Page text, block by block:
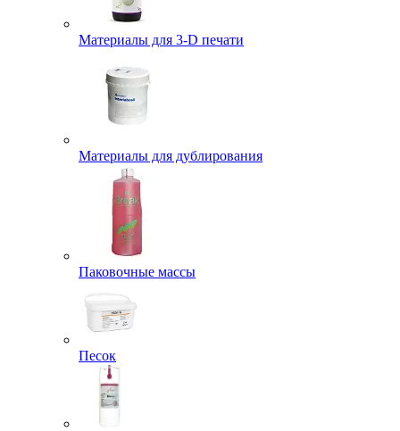
Материалы для 3-D печати
Материалы для дублирования
Паковочные массы
Песок